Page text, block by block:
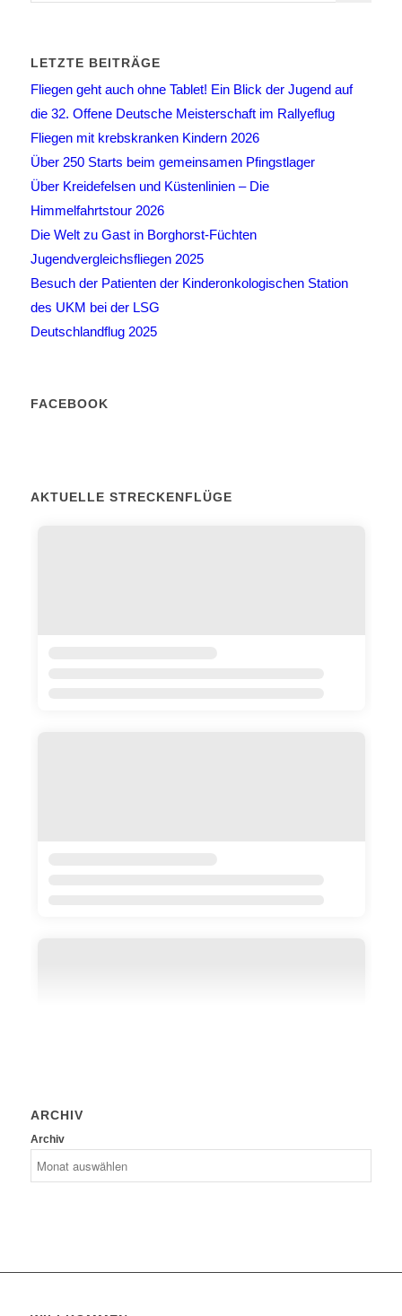
LETZTE BEITRÄGE
Fliegen geht auch ohne Tablet! Ein Blick der Jugend auf
die 32. Offene Deutsche Meisterschaft im Rallyeflug
Fliegen mit krebskranken Kindern 2026
Über 250 Starts beim gemeinsamen Pfingstlager
Über Kreidefelsen und Küstenlinien – Die
Himmelfahrtstour 2026
Die Welt zu Gast in Borghorst-Füchten
Jugendvergleichsfliegen 2025
Besuch der Patienten der Kinderonkologischen Station
des UKM bei der LSG
Deutschlandflug 2025
FACEBOOK
AKTUELLE STRECKENFLÜGE
ARCHIV
Archiv